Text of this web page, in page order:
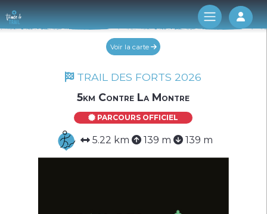
Log
Voir la carte
TRAIL DES FORTS 2026
5km Contre La Montre
PARCOURS OFFICIEL
5.22 km 139 m 139 m